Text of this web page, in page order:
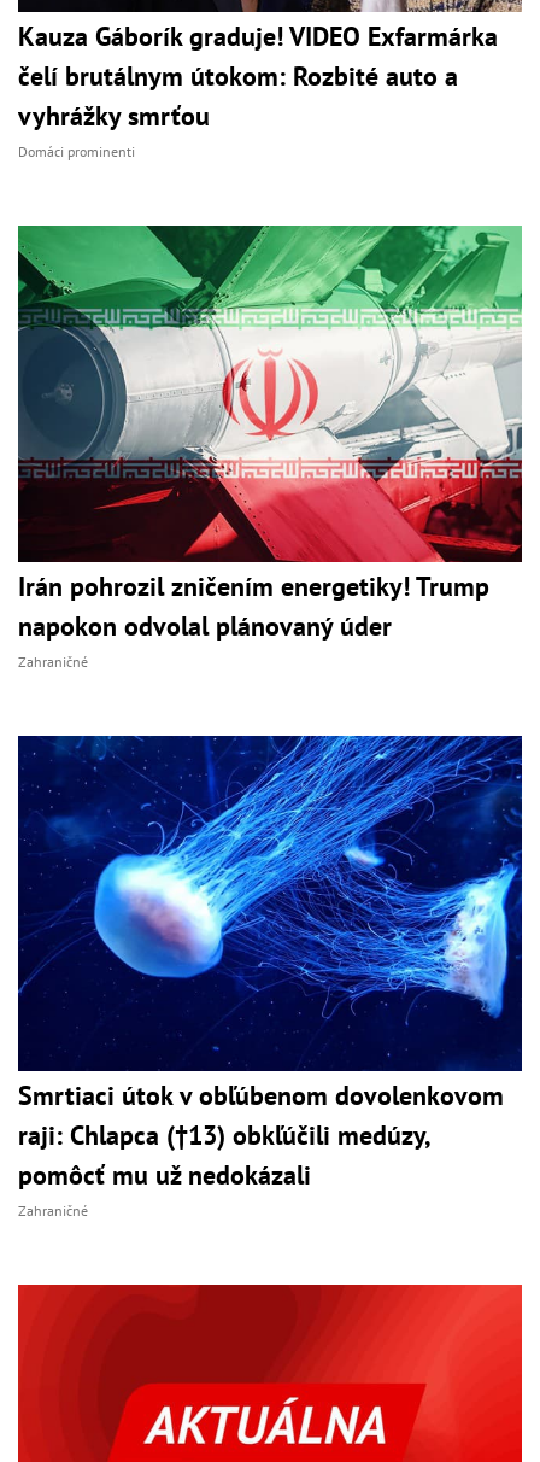
Kauza Gáborík graduje! VIDEO Exfarmárka
čelí brutálnym útokom: Rozbité auto a
vyhrážky smrťou
Domáci prominenti
Irán pohrozil zničením energetiky! Trump
napokon odvolal plánovaný úder
Zahraničné
Smrtiaci útok v obľúbenom dovolenkovom
raji: Chlapca (†13) obkľúčili medúzy,
pomôcť mu už nedokázali
Zahraničné